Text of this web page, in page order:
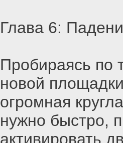
Глава 6:
Пробираясь по
новой
огромная
нужно быстро,
активировать